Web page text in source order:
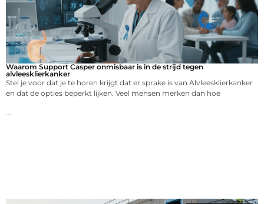
Waarom Support Casper onmisbaar is in de strijd tegen
alvleesklierkanker
Stel je voor dat je te horen krijgt dat er sprake is van Alvleesklierkanker
en dat de opties beperkt lijken. Veel mensen merken dan hoe